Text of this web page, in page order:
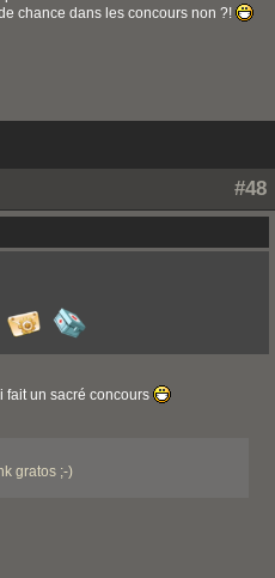
chance dans les concours non ?!
#48
fait un sacré concours
gratos ;-)